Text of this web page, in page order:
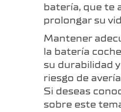
batería, que te
prolongar su
Mantener
la batería
su durabilidad y
riesgo de
Si deseas
sobre este